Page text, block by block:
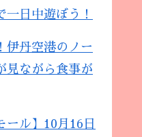
一日中遊ぼう！
伊丹空港のノー
見ながら食事が
ール】10月16日